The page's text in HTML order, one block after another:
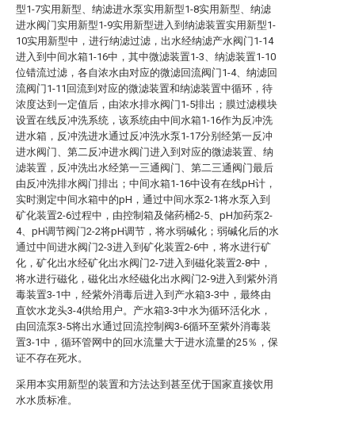
型1-7实用新型、纳滤进水泵实用新型1-8实用新型、纳滤
进水阀门实用新型1-9实用新型进入到纳滤装置实用新型1-
10实用新型中，进行纳滤过滤，出水经纳滤产水阀门1-14
进入到中间水箱1-16中，其中微滤装置1-3、纳滤装置1-10
位错流过滤，各自浓水由对应的微滤回流阀门1-4、纳滤回
流阀门1-11回流到对应的微滤装置和纳滤装置中循环，待
浓度达到一定值后，由浓水排水阀门1-5排出；膜过滤模块
设置在线反冲洗系统，该系统由中间水箱1-16作为反冲洗
进水箱，反冲洗进水通过反冲洗水泵1-17分别经第一反冲
进水阀门、第二反冲进水阀门进入到对应的微滤装置、纳
滤装置，反冲洗出水经第一三通阀门、第二三通阀门最后
由反冲洗排水阀门排出；中间水箱1-16中设有在线pH计，
实时测定中间水箱中的pH，通过中间水泵2-1将水泵入到
矿化装置2-6过程中，由控制箱及储药桶2-5、pH加药泵2-
4、pH调节阀门2-2将pH调节，将水弱碱化；弱碱化后的水
通过中间进水阀门2-3进入到矿化装置2-6中，将水进行矿
化，矿化出水经矿化出水阀门2-7进入到磁化装置2-8中，
将水进行磁化，磁化出水经磁化出水阀门2-9进入到紫外消
毒装置3-1中，经紫外消毒后进入到产水箱3-3中，最终由
直饮水龙头3-4供给用户。产水箱3-3中水为循环活化水，
由回流泵3-5将出水通过回流控制阀3-6循环至紫外消毒装
置3-1中，循环管网中的回水流量大于进水流量的25％，保
证不存在死水。
采用本实用新型的装置和方法达到甚至优于国家直接饮用
水水质标准。